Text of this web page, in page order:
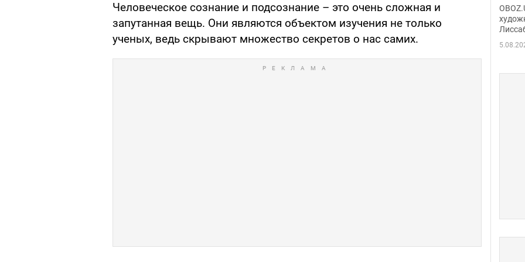
Человеческое сознание и подсознание – это очень сложная и
запутанная вещь. Они являются объектом изучения не только
ученых, ведь скрывают множество секретов о нас самих.
сына